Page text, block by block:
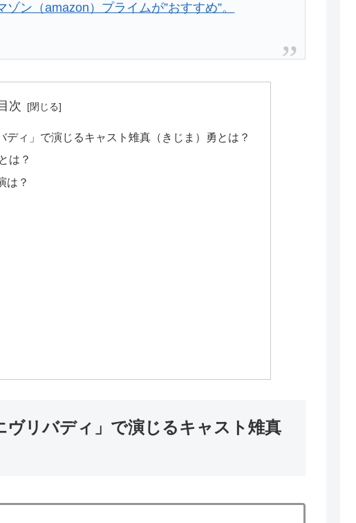
ゾン（amazon）プライムが”おすすめ”。
次
ィ」で演じるキャスト雉真（きじま）勇とは？
は？
は？
リバディ」で演じるキャスト雉真